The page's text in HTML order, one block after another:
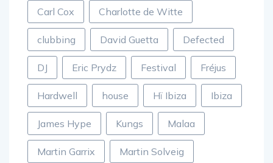
Carl Cox Charlotte de Witte
clubbing David Guetta Defected
DJ Eric Prydz Festival Fréjus
Hardwell house Hï Ibiza Ibiza
James Hype Kungs Malaa
Martin Garrix Martin Solveig